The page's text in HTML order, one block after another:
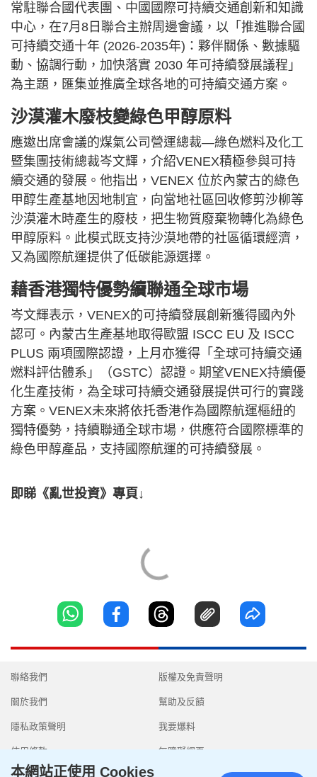
常駐聯合國代表團、中國國際可持續交通創新和知識
中心，在7月8日聯合主辦周邊會議，以「推進聯合國
可持續交通十年 (2026-2035年)：夥伴關係、數據驅
動、協調行動，加快落實 2030 年可持續發展議程」
為主題，匯集並推廣全球各地的可持續交通方案。
沙漠灌木廢枝變綠色甲醇原料
應邀出席會議的煤氣公司營運總裁—綠色燃料及化工
暨集團技術總裁岑文輝，介紹VENEX積極參與可持
續交通的發展。他指出，VENEX 位於內蒙古的綠色
甲醇生產基地因地制宜，向當地社區回收修剪沙柳等
沙漠灌木時產生的廢枝，把生物質廢棄物轉化為綠色
甲醇原料。此模式既支持沙漠地帶的社區循環經濟，
又為國際航運提供了低碳能源選擇。
藉香港獨特優勢續聯通全球市場
岑文輝表示，VENEX的可持續發展創新獲得國內外
認可。內蒙古生產基地取得歐盟 ISCC EU 及 ISCC
PLUS 兩項國際認證，上月亦獲得「全球可持續交通
燃料評估體系」（GSTC）認證。期望VENEX持續優
化生產技術，為全球可持續交通發展提供可行的實踐
方案。VENEX未來將依托香港作為國際航運樞紐的
獨特優勢，持續聯通全球市場，供應符合國際標準的
綠色甲醇產品，支持國際航運的可持續發展。
即睇《亂世投資》專頁↓
聯絡我們
關於我們
隱私政策聲明
使用條款
版權及免責聲明
幫助及反饋
我要爆料
無障礙網頁
本網站正使用 Cookies